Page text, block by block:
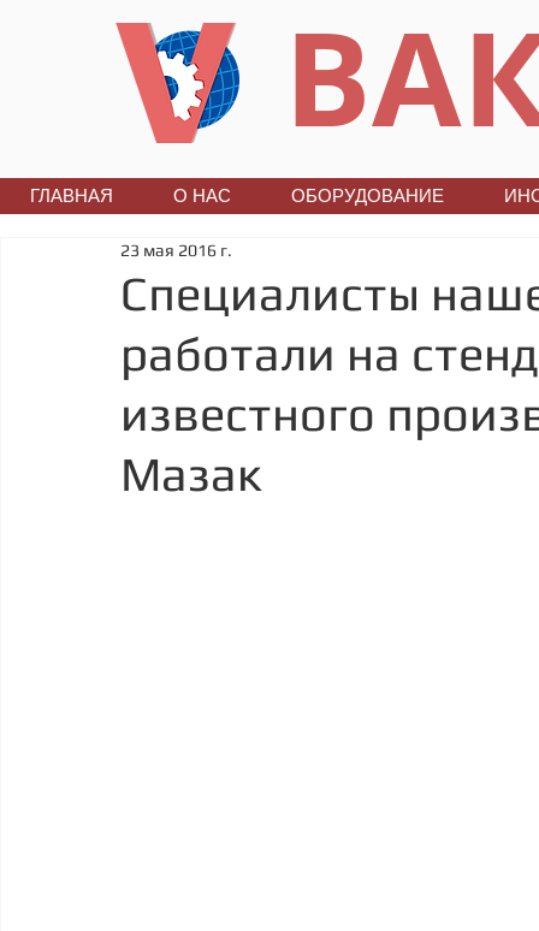
ГЛАВНАЯ О НАС ОБОРУДОВАНИЕ
Специалисты
работали на
известного
Мазак
23 мая 2016 г.